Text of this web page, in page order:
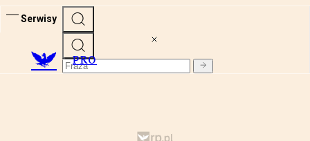
Serwisy
PRO